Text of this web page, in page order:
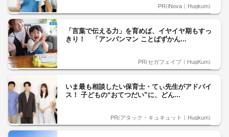
PR(iNova｜Hugkum)
「言葉で伝える力」を育めば、イヤイヤ期もすっ
きり！ 「アンパンマン ことばずかん...
PR(セガフェイブ｜HugKum)
いま最も相談したい保育士・てぃ先生がアドバイ
ス！ 子どもの“おてつだい”に、どん...
PR(アタック・キュキュット｜Hugkum)